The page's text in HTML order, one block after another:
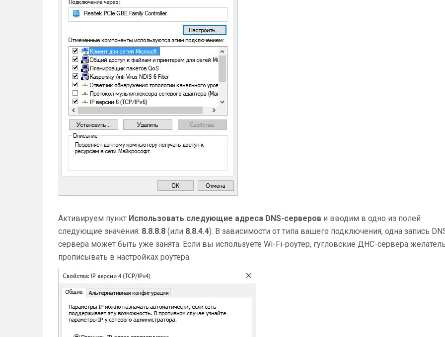
Активируем пункт Использовать следующие адреса DNS-серверов и вводим в одно из полей
следующие значения: 8.8.8.8 (или 8.8.4.4). В зависимости от типа вашего подключения, одна запись
сервера может быть уже занята. Если вы используете Wi-Fi-роутер, гугловские ДНС-сервера
прописывать в настройках роутера.